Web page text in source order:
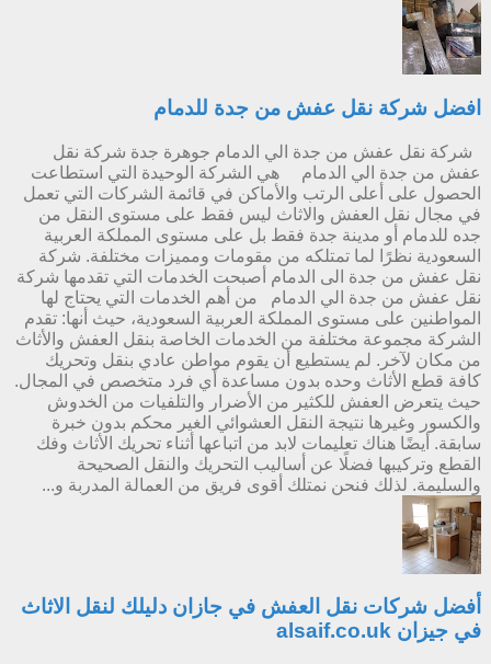
افضل شركة نقل عفش من جدة للدمام
شركة نقل عفش من جدة الي الدمام جوهرة جدة شركة نقل
عفش من جدة الي الدمام هي الشركة الوحيدة التي استطاعت
الحصول على أعلى الرتب والأماكن في قائمة الشركات التي تعمل
في مجال نقل العفش والاثاث ليس فقط على مستوى النقل من
جده للدمام أو مدينة جدة فقط بل على مستوى المملكة العربية
السعودية نظرًا لما تمتلكه من مقومات ومميزات مختلفة. شركة
نقل عفش من جدة الى الدمام أصبحت الخدمات التي تقدمها شركة
نقل عفش من جدة الي الدمام من أهم الخدمات التي يحتاج لها
المواطنين على مستوى المملكة العربية السعودية، حيث أنها: تقدم
الشركة مجموعة مختلفة من الخدمات الخاصة بنقل العفش والأثاث
من مكان لآخر. لم يستطيع أن يقوم مواطن عادي بنقل وتحريك
كافة قطع الأثاث وحده بدون مساعدة أي فرد متخصص في المجال.
حيث يتعرض العفش للكثير من الأضرار والتلفيات من الخدوش
والكسور وغيرها نتيجة النقل العشوائي الغير محكم بدون خبرة
سابقة. أيضًا هناك تعليمات لابد من اتباعها أثناء تحريك الأثاث وفك
القطع وتركيبها فضلًا عن أساليب التحريك والنقل الصحيحة
والسليمة. لذلك فنحن نمتلك أقوى فريق من العمالة المدربة و...
أفضل شركات نقل العفش في جازان دليلك لنقل الاثاث
في جيزان alsaif.co.uk